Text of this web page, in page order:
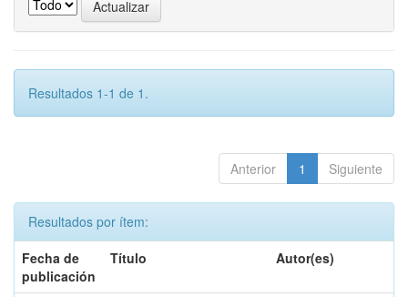
Resultados 1-1 de 1.
Anterior 1 Siguiente
Resultados por ítem:
Fecha de
publicación
Título Autor(es)